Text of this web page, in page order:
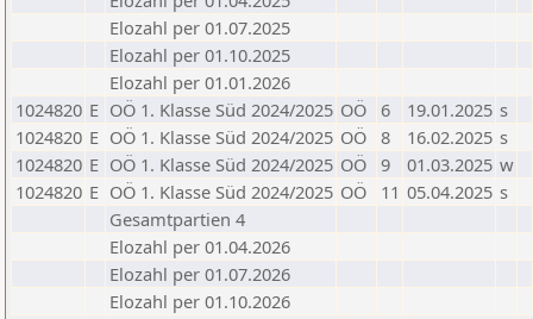
Elozahl per 01.07.2025
Elozahl per 01.10.2025
Elozahl per 01.01.2026
1024820 E OÖ 1. Klasse Süd 2024/2025 OÖ 6 19.01.2025 s
1024820 E OÖ 1. Klasse Süd 2024/2025 OÖ 8 16.02.2025 s
1024820 E OÖ 1. Klasse Süd 2024/2025 OÖ 9 01.03.2025 w
1024820 E OÖ 1. Klasse Süd 2024/2025 OÖ 11 05.04.2025 s
Gesamtpartien 4
Elozahl per 01.04.2026
Elozahl per 01.07.2026
Elozahl per 01.10.2026